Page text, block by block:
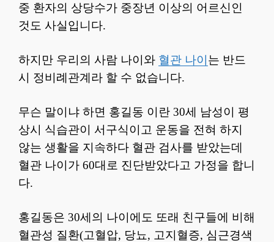
중 환자의 상당수가 중장년 이상의 어르신인
것도 사실입니다.
하지만 우리의 사람 나이와 혈관 나이는 반드
시 정비례관계라 할 수 없습니다.
무슨 말이냐 하면 홍길동 이란 30세 남성이 평
상시 식습관이 서구식이고 운동을 전혀 하지
않는 생활을 지속하다 혈관 검사를 받았는데
혈관 나이가 60대로 진단받았다고 가정을 합니
다.
홍길동은 30세의 나이에도 또래 친구들에 비해
혈관성 질환(고혈압, 당뇨, 고지혈증, 심근경색